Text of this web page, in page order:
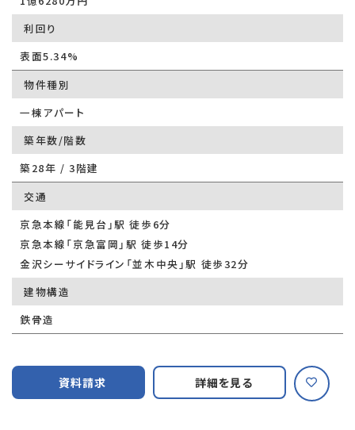
利回り
表面5.34%
物件種別
一棟アパート
築年数/階数
築28年 / 3階建
交通
京急本線「能見台」駅 徒歩6分
京急本線「京急富岡」駅 徒歩14分
金沢シーサイドライン「並木中央」駅 徒歩32分
建物構造
鉄骨造
資料請求 詳細を見る